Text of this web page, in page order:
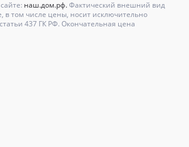
наш.дом.рф.Фактический внешний вид
том числе цены, носит исключительно
437 ГК РФ. Окончательная цена